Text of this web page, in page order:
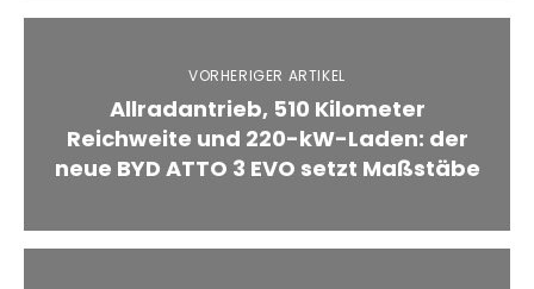
VORHERIGER ARTIKEL
Allradantrieb, 510 Kilometer
Reichweite und 220-kW-Laden: der
neue BYD ATTO 3 EVO setzt Maßstäbe